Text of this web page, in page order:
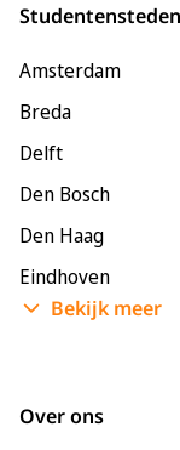
Studentensteden
Amsterdam
Breda
Delft
Den Bosch
Den Haag
Eindhoven
Enschede
Bekijk meer
Over ons